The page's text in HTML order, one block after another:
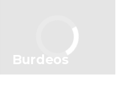
Burdeos